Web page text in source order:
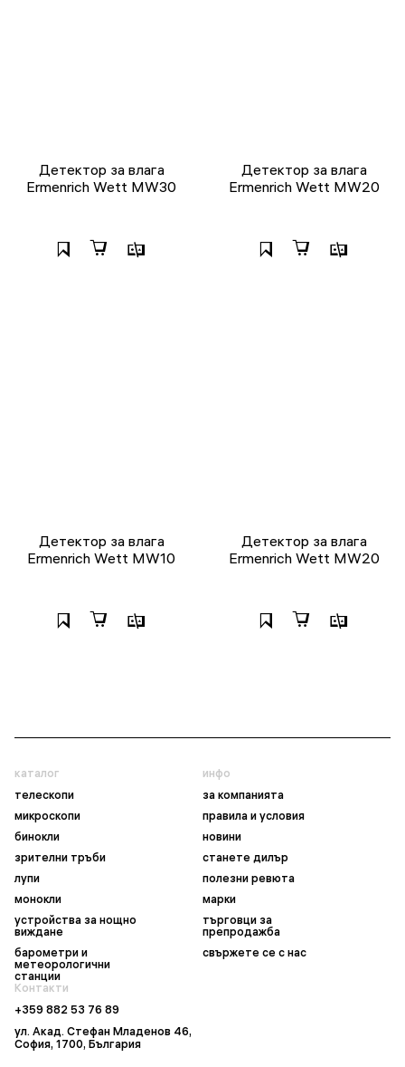
Детектор за влага
Ermenrich Wett MW30
Детектор за влага
Ermenrich Wett MW20
Детектор за влага
Ermenrich Wett MW10
Детектор за влага
Ermenrich Wett MW20
каталог
телескопи
микроскопи
бинокли
зрителни тръби
лупи
монокли
устройства за нощно
виждане
барометри и
метеорологични
станции
инфо
за компанията
правила и условия
новини
станете дилър
полезни ревюта
марки
търговци за
препродажба
свържете се с нас
Контакти
+359 882 53 76 89
ул. Акад. Стефан Младенов 46,
София, 1700, България